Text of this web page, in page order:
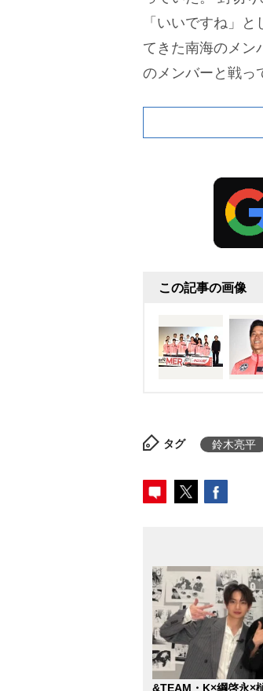
「いいですね」
てきた南海のメン
のメンバーと戦っ
かみ締めており
まずに言えて、
笑わせつつ「こ
慨を語っていた。
連続ドラマから
本作では、喜多
での事故や災害
にいたのは、“南
(江口) 、看護師
動が決定する――
この記事の画像
タグ 鈴木亮平
&TEAM・K×綱啓永×